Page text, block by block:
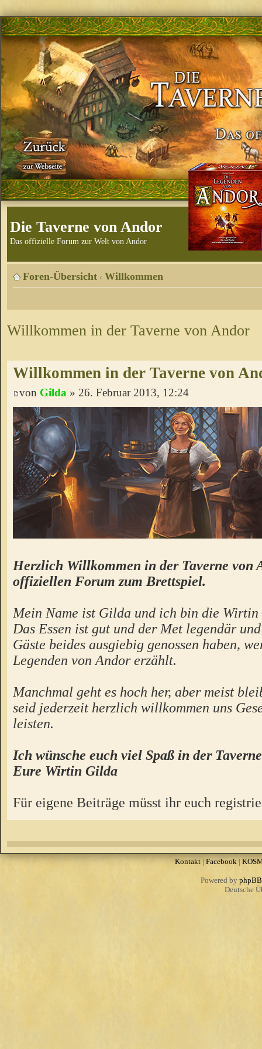
Die Taverne von Andor
Das offizielle Forum zur Welt von Andor
Foren-Übersicht ‹ Willkommen
Willkommen in der Taverne von Andor
Willkommen in der Taverne von
von Gilda » 26. Februar 2013, 12:24
Herzlich Willkommen in der Taverne von
offiziellen Forum zum Brettspiel.
Mein Name ist Gilda und ich bin die Wirtin
Das Essen ist gut und der Met legendär
Gäste beides ausgiebig genossen haben,
Legenden von Andor erzählt.
Manchmal geht es hoch her, aber meist
seid jederzeit herzlich willkommen uns
leisten.
Ich wünsche euch viel Spaß in der
Eure Wirtin Gilda
Für eigene Beiträge müsst ihr euch
Kontakt| Facebook |
Powered by phpBB
Deutsche